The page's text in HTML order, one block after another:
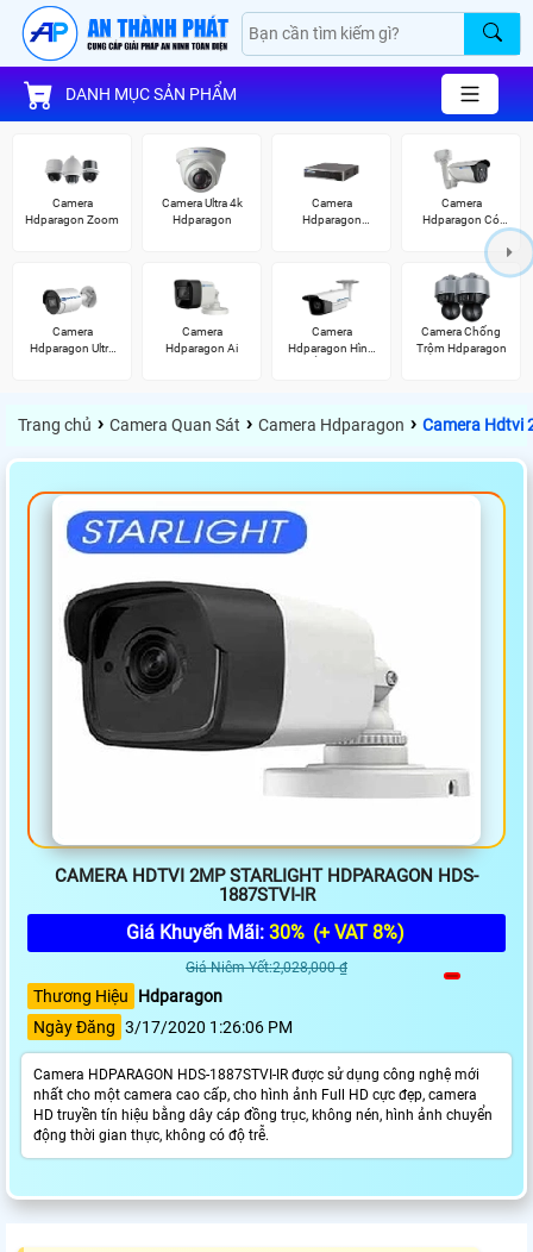
DANH MỤC SẢN PHẨM
Camera
Hdparagon Zoom
Camera Ultra 4k
Hdparagon
Camera
Hdparagon
Camera
Hdparagon Có
Màu Ban Đêm
Camera
Hdparagon Ultra
Camera
Hdparagon Ai
Camera
Hdparagon Hình
Camera Chống
Trộm Hdparagon
Trang chủ › Camera Quan Sát › Camera Hdparagon › Camera Hdtvi
CAMERA HDTVI 2MP STARLIGHT HDPARAGON HDS-
1887STVI-IR
Giá Khuyến Mãi: 30% (+ VAT 8%)
Giá Niêm Yết:2,028,000 ₫
Thương Hiệu
Hdparagon
Ngày Đăng 3/17/2020 1:26:06 PM
Camera HDPARAGON HDS-1887STVI-IR được sử dụng công nghệ mới
nhất cho một camera cao cấp, cho hình ảnh Full HD cực đẹp, camera
HD truyền tín hiệu bằng dây cáp đồng trục, không nén, hình ảnh chuyển
động thời gian thực, không có độ trễ.